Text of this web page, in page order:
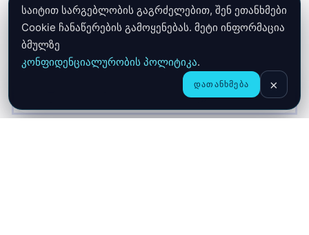
საიტით სარგებლობის გაგრძელებით, შენ ეთანხმები
Cookie ჩანაწერების გამოყენებას. მეტი ინფორმაცია
ბმულზე
კონფიდენციალურობის პოლიტიკა.
ᲓᲐᲗᲐᲜᲮᲛᲔᲑᲐ ×
ᲛᲐᲦᲐᲖᲘᲐ ᲙᲐᲚᲐᲗᲐ